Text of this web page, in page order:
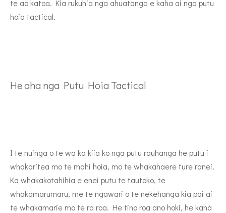
te ao katoa. Kia rukuhia nga ahuatanga e kaha ai nga putu
hoia tactical.
He aha nga Putu Hoia Tactical
I te nuinga o te wa ka kiia ko nga putu rauhanga he putu i
whakaritea mo te mahi hoia, mo te whakahaere ture ranei.
Ka whakakotahihia e enei putu te tautoko, te
whakamarumaru, me te ngawari o te nekehanga kia pai ai
te whakamarie mo te ra roa. He tino roa ano hoki, he kaha